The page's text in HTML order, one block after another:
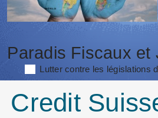
Paradis Fiscaux et
Lutter contre les législations
Credit